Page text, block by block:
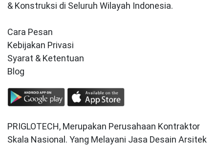
& Konstruksi di Seluruh Wilayah Indonesia.
Cara Pesan
Kebijakan Privasi
Syarat & Ketentuan
Blog
PRIGLOTECH, Merupakan Perusahaan Kontraktor
Skala Nasional. Yang Melayani Jasa Desain Arsitek